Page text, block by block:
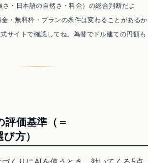
る
成
ら手軽に呼び出し
章を頼む
めたい人
・日本語の自然さ・料金）の総合判断だよ
・無料枠・プランの条件は変わることがあるか
サイトで確認してね。為替でドル建ての円額も
価基準（＝
方）